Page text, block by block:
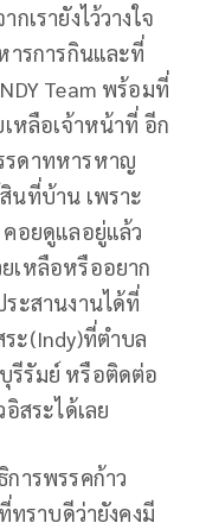
เรายังไว้วางใจ
ารการกินและที่
Team พร้อมที่
หลือเจ้าหน้าที่ อีก
ดาทหารหาญ
นที่บ้าน เพราะ
อยดูแลอยู่แล้ว
เหลือหรืออยาก
ะสานงานได้ที่
ะ(Indy)ที่ตำบล
รีรัมย์ หรือติดต่อ
สระได้เลย
ารพรรคก้าว
ทราบดีว่ายังคงมี